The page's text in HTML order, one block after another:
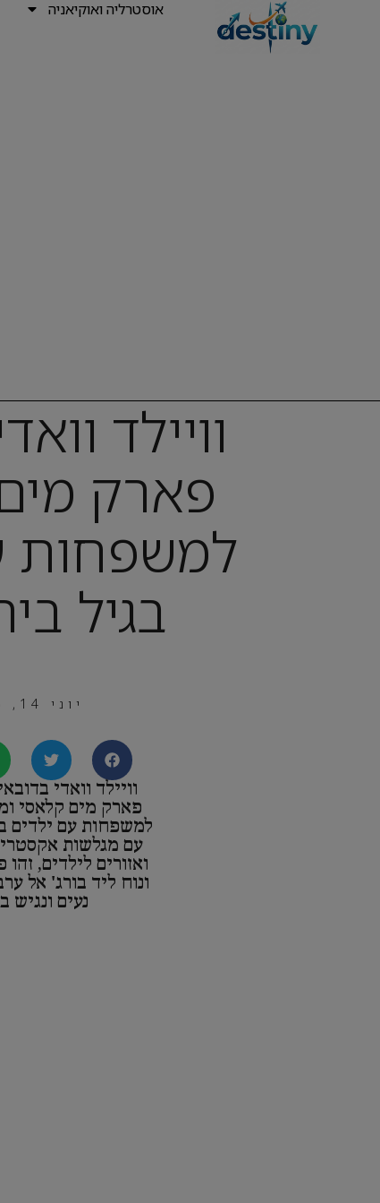
אוסטרליה ואוקיאניה
וויילד
פארק
למשפחות
בגיל
יוני 14, 2026
וויילד וואדי
פארק מים קלאסי
למשפחות עם ילדים
עם מגלשות
ואזורים לילדים,
ונוח ליד בורג' אל
נעים ונגיש